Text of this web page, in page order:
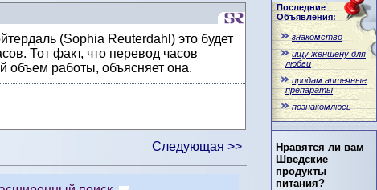
Последние
Объявления:
знакомство
ищу женшену для
любви
продам аптечные
препараты
познакомлюсь
Нравятся ли вам
Шведские
продукты
питания?
(Sophia Reuterdahl) это будет
Тот факт, что перевод часов
объем работы, объясняет она.
Следующая >>